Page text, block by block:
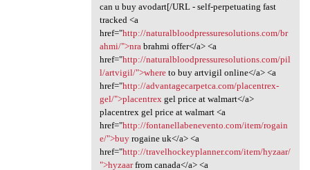
can u buy avodart[/URL - self-perpetuating fast
tracked <a
href="http://naturalbloodpressuresolutions.com/br
ahmi/">nra brahmi offer</a> <a
href="http://naturalbloodpressuresolutions.com/pil
l/artvigil/">whereto buy artvigil online</a> <a
href="http://advantagecarpetca.com/placentrex-
gel/">placentrex gel price at walmart</a>
placentrex gel price at walmart <a
href="http://fontanellabenevento.com/item/rogain
e/">buyrogaine uk</a> <a
href="http://travelhockeyplanner.com/item/hyzaar/
">hyzaarfrom canada</a> <a